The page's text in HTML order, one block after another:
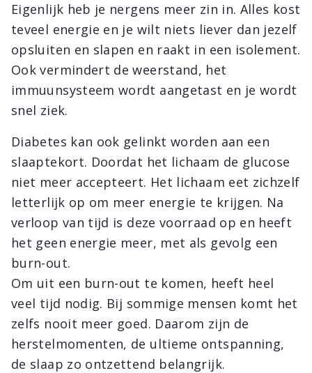
Eigenlijk heb je nergens meer zin in. Alles kost
teveel energie en je wilt niets liever dan jezelf
opsluiten en slapen en raakt in een isolement.
Ook vermindert de weerstand, het
immuunsysteem wordt aangetast en je wordt
snel ziek.
Diabetes kan ook gelinkt worden aan een
slaaptekort. Doordat het lichaam de glucose
niet meer accepteert. Het lichaam eet zichzelf
letterlijk op om meer energie te krijgen. Na
verloop van tijd is deze voorraad op en heeft
het geen energie meer, met als gevolg een
burn-out.
Om uit een burn-out te komen, heeft heel
veel tijd nodig. Bij sommige mensen komt het
zelfs nooit meer goed. Daarom zijn de
herstelmomenten, de ultieme ontspanning,
de slaap zo ontzettend belangrijk.